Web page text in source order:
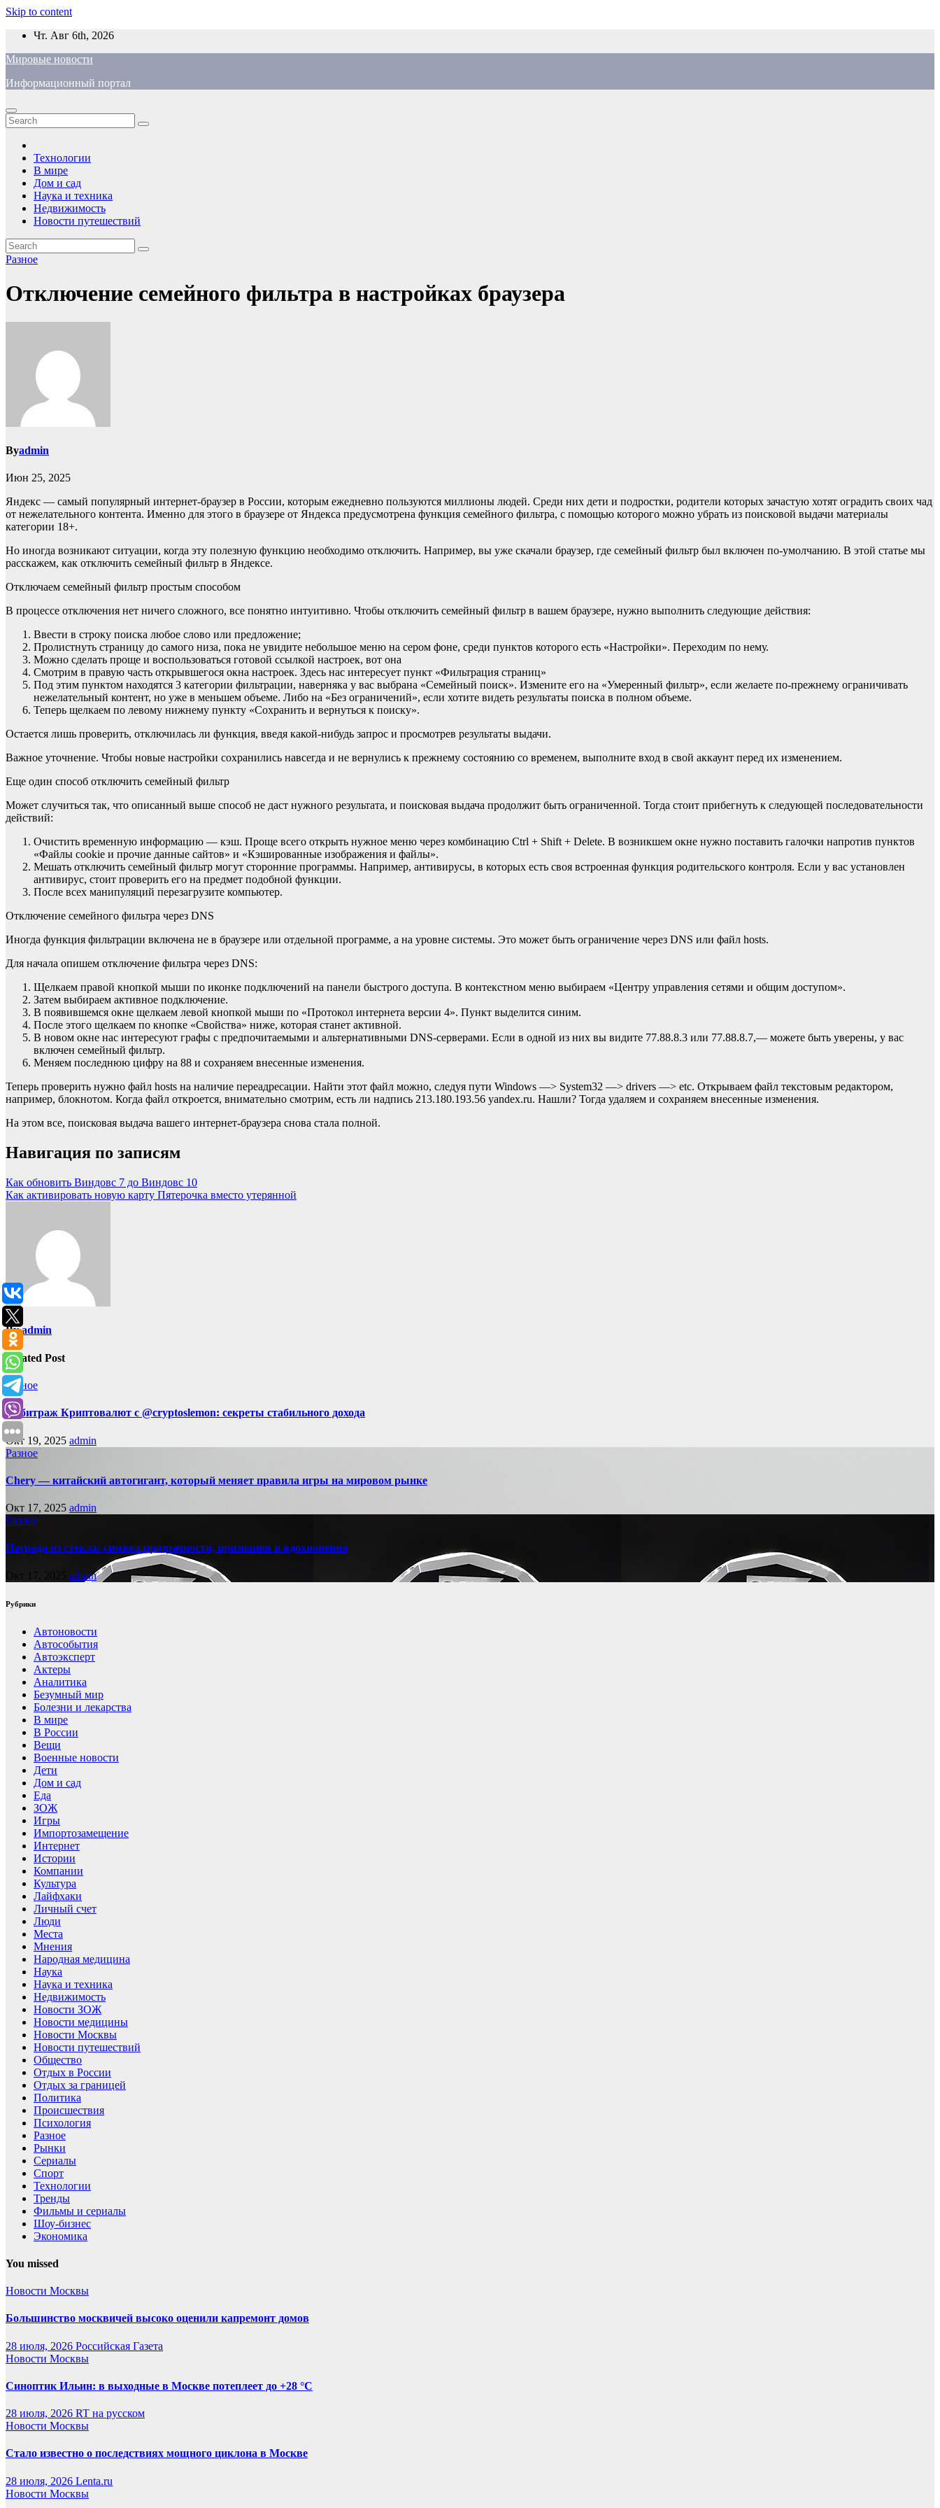
Skip to content
Чт. Авг 6th, 2026
Мировые новости
Информационный портал
Технологии
В мире
Дом и сад
Наука и техника
Недвижимость
Новости путешествий
Разное
Отключение семейного фильтра в настройках браузера
Byadmin
Июн 25, 2025
Яндекс — самый популярный интернет-браузер в России, которым ежедневно пользуются миллионы людей. Среди них дети и подростки, родители которых зачастую хотят оградить своих чад
от нежелательного контента. Именно для этого в браузере от Яндекса предусмотрена функция семейного фильтра, с помощью которого можно убрать из поисковой выдачи материалы
категории 18+.
Но иногда возникают ситуации, когда эту полезную функцию необходимо отключить. Например, вы уже скачали браузер, где семейный фильтр был включен по-умолчанию. В этой статье мы
расскажем, как отключить семейный фильтр в Яндексе.
Отключаем семейный фильтр простым способом
В процессе отключения нет ничего сложного, все понятно интуитивно. Чтобы отключить семейный фильтр в вашем браузере, нужно выполнить следующие действия:
Ввести в строку поиска любое слово или предложение;
Пролистнуть страницу до самого низа, пока не увидите небольшое меню на сером фоне, среди пунктов которого есть «Настройки». Переходим по нему.
Можно сделать проще и воспользоваться готовой ссылкой настроек, вот она
Смотрим в правую часть открывшегося окна настроек. Здесь нас интересует пункт «Фильтрация страниц»
Под этим пунктом находятся 3 категории фильтрации, наверняка у вас выбрана «Семейный поиск». Измените его на «Умеренный фильтр», если желаете по-прежнему ограничивать
нежелательный контент, но уже в меньшем объеме. Либо на «Без ограничений», если хотите видеть результаты поиска в полном объеме.
Теперь щелкаем по левому нижнему пункту «Сохранить и вернуться к поиску».
Остается лишь проверить, отключилась ли функция, введя какой-нибудь запрос и просмотрев результаты выдачи.
Важное уточнение. Чтобы новые настройки сохранились навсегда и не вернулись к прежнему состоянию со временем, выполните вход в свой аккаунт перед их изменением.
Еще один способ отключить семейный фильтр
Может случиться так, что описанный выше способ не даст нужного результата, и поисковая выдача продолжит быть ограниченной. Тогда стоит прибегнуть к следующей последовательности
действий:
Очистить временную информацию — кэш. Проще всего открыть нужное меню через комбинацию Ctrl + Shift + Delete. В возникшем окне нужно поставить галочки напротив пунктов
«Файлы cookie и прочие данные сайтов» и «Кэшированные изображения и файлы».
Мешать отключить семейный фильтр могут сторонние программы. Например, антивирусы, в которых есть своя встроенная функция родительского контроля. Если у вас установлен
антивирус, стоит проверить его на предмет подобной функции.
После всех манипуляций перезагрузите компьютер.
Отключение семейного фильтра через DNS
Иногда функция фильтрации включена не в браузере или отдельной программе, а на уровне системы. Это может быть ограничение через DNS или файл hosts.
Для начала опишем отключение фильтра через DNS:
Щелкаем правой кнопкой мыши по иконке подключений на панели быстрого доступа. В контекстном меню выбираем «Центру управления сетями и общим доступом».
Затем выбираем активное подключение.
В появившемся окне щелкаем левой кнопкой мыши по «Протокол интернета версии 4». Пункт выделится синим.
После этого щелкаем по кнопке «Свойства» ниже, которая станет активной.
В новом окне нас интересуют графы с предпочитаемыми и альтернативными DNS-серверами. Если в одной из них вы видите 77.88.8.3 или 77.88.8.7,— можете быть уверены, у вас
включен семейный фильтр.
Меняем последнюю цифру на 88 и сохраняем внесенные изменения.
Теперь проверить нужно файл hosts на наличие переадресации. Найти этот файл можно, следуя пути Windows —> System32 —> drivers —> etc. Открываем файл текстовым редактором,
например, блокнотом. Когда файл откроется, внимательно смотрим, есть ли надпись 213.180.193.56 yandex.ru. Нашли? Тогда удаляем и сохраняем внесенные изменения.
На этом все, поисковая выдача вашего интернет-браузера снова стала полной.
Навигация по записям
Как обновить Виндовс 7 до Виндовс 10
Как активировать новую карту Пятерочка вместо утерянной
Byadmin
Related Post
Разное
Арбитраж Криптовалют с @cryptoslemon: секреты стабильного дохода
Окт 19, 2025 admin
Разное
Chery — китайский автогигант, который меняет правила игры на мировом рынке
Окт 17, 2025 admin
Разное
Награда из стекла: символ прозрачности, признания и вдохновения
Окт 17, 2025 admin
Рубрики
Автоновости
Автособытия
Автоэксперт
Актеры
Аналитика
Безумный мир
Болезни и лекарства
В мире
В России
Вещи
Военные новости
Дети
Дом и сад
Еда
ЗОЖ
Игры
Импортозамещение
Интернет
Истории
Компании
Культура
Лайфхаки
Личный счет
Люди
Места
Мнения
Народная медицина
Наука
Наука и техника
Недвижимость
Новости ЗОЖ
Новости медицины
Новости Москвы
Новости путешествий
Общество
Отдых в России
Отдых за границей
Политика
Происшествия
Психология
Разное
Рынки
Сериалы
Спорт
Технологии
Тренды
Фильмы и сериалы
Шоу-бизнес
Экономика
You missed
Новости Москвы
Большинство москвичей высоко оценили капремонт домов
28 июля, 2026 Российская Газета
Новости Москвы
Синоптик Ильин: в выходные в Москве потеплеет до +28 °C
28 июля, 2026 RT на русском
Новости Москвы
Стало известно о последствиях мощного циклона в Москве
28 июля, 2026 Lenta.ru
Новости Москвы